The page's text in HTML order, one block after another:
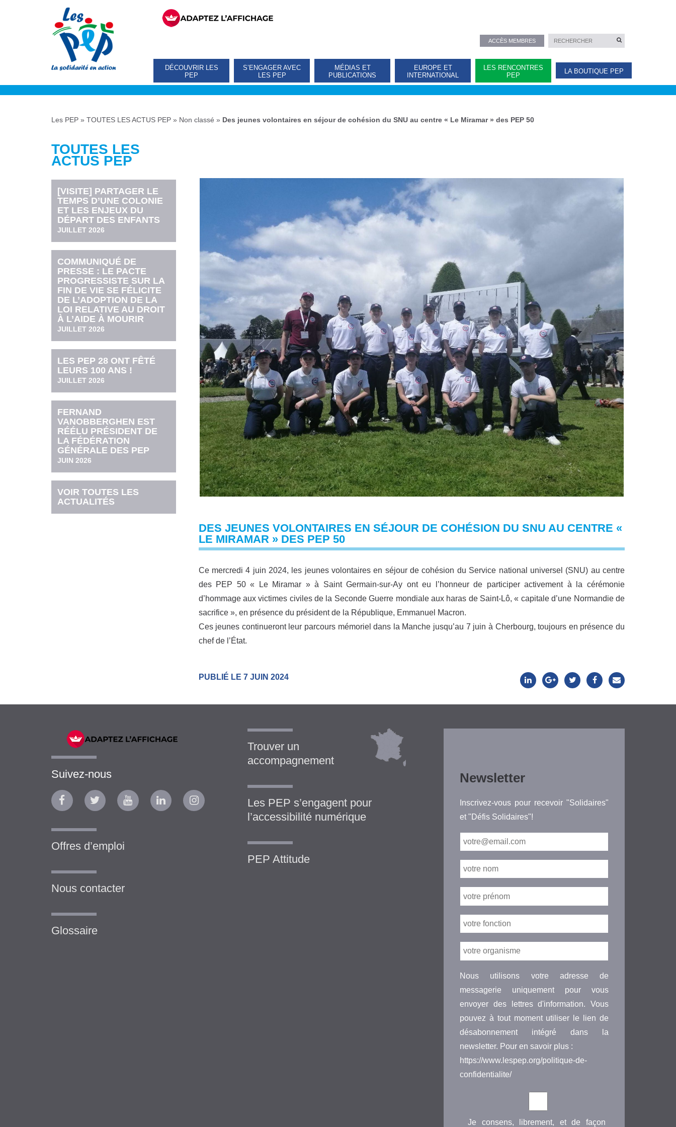
ACCÈS MEMBRES
DÉCOUVRIR LES
PEP
S’ENGAGER AVEC
LES PEP
MÉDIAS ET
PUBLICATIONS
EUROPE ET
INTERNATIONAL
LES RENCONTRES
PEP
LA BOUTIQUE PEP
Les PEP » TOUTES LES ACTUS PEP » Non classé » Des jeunes volontaires en séjour de cohésion du SNU au centre « Le Miramar » des PEP 50
TOUTES LES
ACTUS PEP
[VISITE] PARTAGER LE
TEMPS D’UNE COLONIE
ET LES ENJEUX DU
DÉPART DES ENFANTS
JUILLET 2026
COMMUNIQUÉ DE
PRESSE : LE PACTE
PROGRESSISTE SUR LA
FIN DE VIE SE FÉLICITE
DE L’ADOPTION DE LA
LOI RELATIVE AU DROIT
À L’AIDE À MOURIR
JUILLET 2026
LES PEP 28 ONT FÊTÉ
LEURS 100 ANS !
JUILLET 2026
FERNAND
VANOBBERGHEN EST
RÉÉLU PRÉSIDENT DE
LA FÉDÉRATION
GÉNÉRALE DES PEP
JUIN 2026
VOIR TOUTES LES
ACTUALITÉS
DES JEUNES VOLONTAIRES EN SÉJOUR DE COHÉSION DU SNU AU CENTRE «
LE MIRAMAR » DES PEP 50
Ce mercredi 4 juin 2024, les jeunes volontaires en séjour de cohésion du Service national universel (SNU) au centre
des PEP 50 « Le Miramar » à Saint Germain-sur-Ay ont eu l’honneur de participer activement à la cérémonie
d’hommage aux victimes civiles de la Seconde Guerre mondiale aux haras de Saint-Lô, « capitale d’une Normandie de
sacrifice », en présence du président de la République, Emmanuel Macron.
Ces jeunes continueront leur parcours mémoriel dans la Manche jusqu’au 7 juin à Cherbourg, toujours en présence du
chef de l’État.
PUBLIÉ LE 7 JUIN 2024
Suivez-nous
Offres d’emploi
Nous contacter
Glossaire
Trouver un
accompagnement
Les PEP s’engagent pour
l’accessibilité numérique
PEP Attitude
Newsletter
Inscrivez-vous pour recevoir "Solidaires"
et "Défis Solidaires"!
Nous utilisons votre adresse de
messagerie uniquement pour vous
envoyer des lettres d'information. Vous
pouvez à tout moment utiliser le lien de
désabonnement intégré dans la
newsletter. Pour en savoir plus :
https://www.lespep.org/politique-de-
confidentialite/
Je consens, librement, et de façon